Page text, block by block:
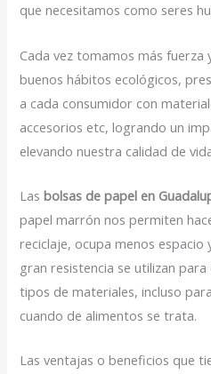
que necesitamos como seres
Cada vez tomamos más fuerza
buenos hábitos ecológicos,
a cada consumidor con
accesorios etc, logrando un
elevando nuestra calidad de
Lasbolsas de papel en
papel marrón nos permiten
reciclaje, ocupa menos espacio
gran resistencia se utilizan
tipos de materiales, incluso
cuando de alimentos se trata.
Las ventajas o beneficios que